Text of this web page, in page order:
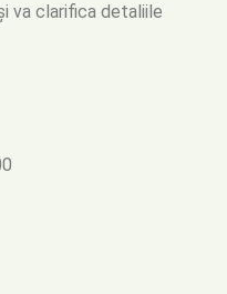
va clarifica detaliile